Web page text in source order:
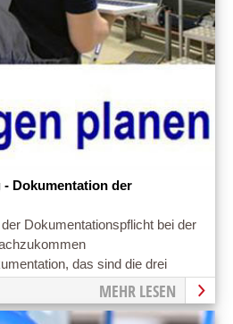
Dokumentation der
Dokumentationspflicht bei der
das sind die drei
Prüffristen Verwaltung
MEHR LESEN